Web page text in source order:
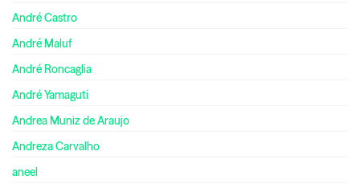
André Castro
André Maluf
André Roncaglia
André Yamaguti
Andrea Muniz de Araujo
Andreza Carvalho
aneel